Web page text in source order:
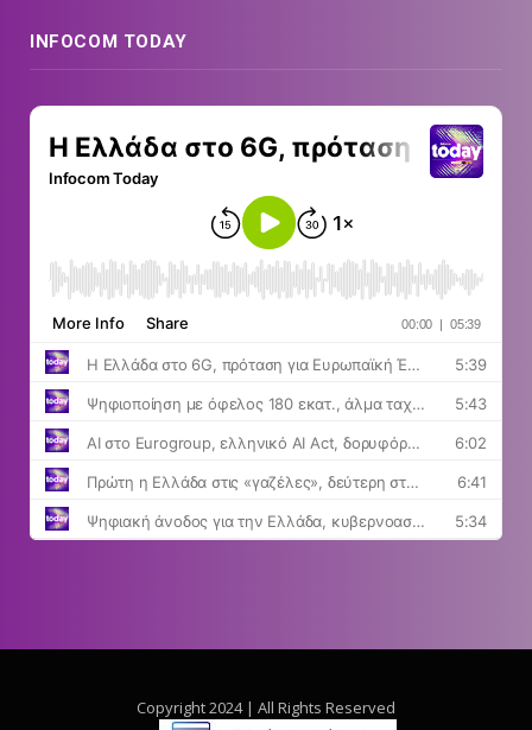
INFOCOM TODAY
Copyright 2024 | All Rights Reserved